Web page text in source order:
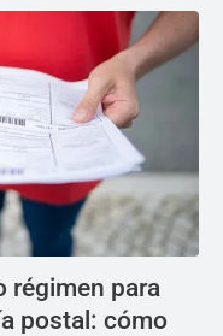
régimen para
postal: cómo